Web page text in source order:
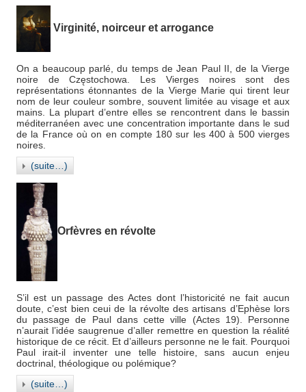
Virginité, noirceur et arrogance
On a beaucoup parlé, du temps de Jean Paul II, de la Vierge
noire de Częstochowa. Les Vierges noires sont des
représentations étonnantes de la Vierge Marie qui tirent leur
nom de leur couleur sombre, souvent limitée au visage et aux
mains. La plupart d’entre elles se rencontrent dans le bassin
méditerranéen avec une concentration importante dans le sud
de la France où on en compte 180 sur les 400 à 500 vierges
noires.
(suite…)
Orfèvres en révolte
S’il est un passage des Actes dont l’historicité ne fait aucun
doute, c’est bien ceui de la révolte des artisans d’Ephèse lors
du passage de Paul dans cette ville (Actes 19). Personne
n’aurait l’idée saugrenue d’aller remettre en question la réalité
historique de ce récit. Et d’ailleurs personne ne le fait. Pourquoi
Paul irait-il inventer une telle histoire, sans aucun enjeu
doctrinal, théologique ou polémique?
(suite…)